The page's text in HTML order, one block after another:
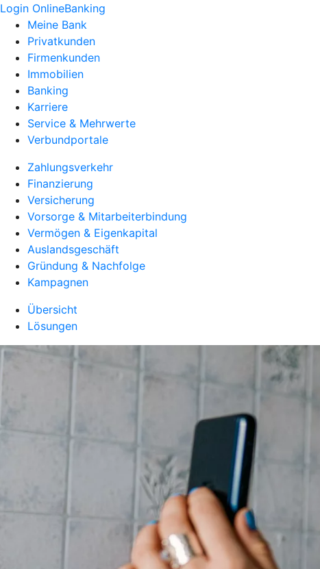
Login OnlineBanking
Meine Bank
Privatkunden
Firmenkunden
Immobilien
Banking
Karriere
Service & Mehrwerte
Verbundportale
Zahlungsverkehr
Finanzierung
Versicherung
Vorsorge & Mitarbeiterbindung
Vermögen & Eigenkapital
Auslandsgeschäft
Gründung & Nachfolge
Kampagnen
Übersicht
Lösungen